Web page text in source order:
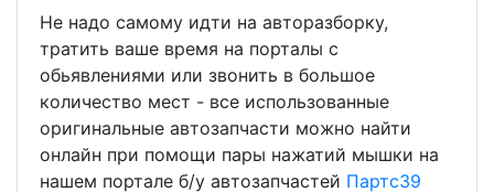
Не надо самому идти на авторазборку,
тратить ваше время на порталы с
обьявлениями или звонить в большое
количество мест - все использованные
оригинальные автозапчасти можно найти
онлайн при помощи пары нажатий мышки на
нашем портале б/у автозапчастей Партс39